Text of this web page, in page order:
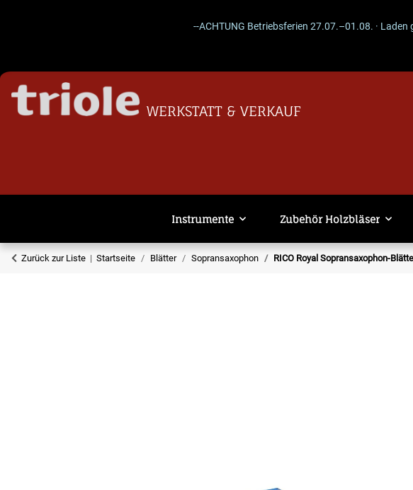
--ACHTUNG Betriebsferien 27.07.–01.08. · Laden
WERKSTATT & VERKAUF
Instrumente Zubehör Holzbläser
Zurück zur Liste Startseite Blätter Sopransaxophon RICO Royal Sopransaxophon-